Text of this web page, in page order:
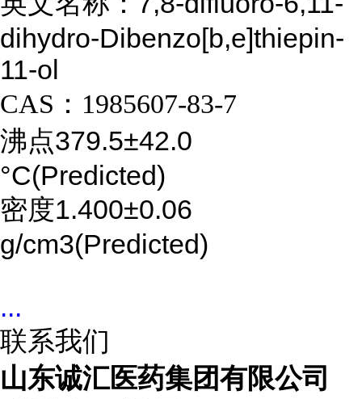
dihydro-Dibenzo[b,e]thiepin-
11-ol
CAS ： 1985607-83-7
沸点379.5±42.0
°C(Predicted)
密度1.400±0.06
g/cm3(Predicted)
...
联系我们
山东诚汇医药集团有限公司